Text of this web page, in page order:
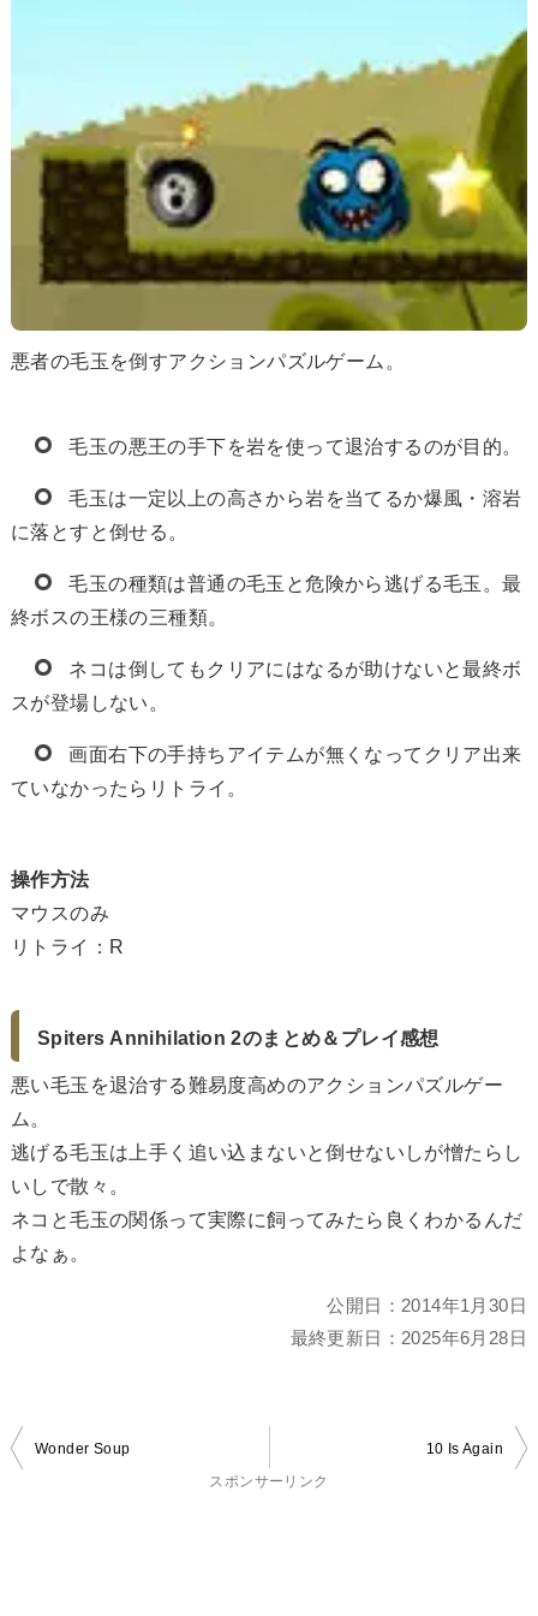
悪者の毛玉を倒すアクションパズルゲーム。
毛玉の悪王の手下を岩を使って退治するのが目的。
毛玉は一定以上の高さから岩を当てるか爆風・溶岩
に落とすと倒せる。
毛玉の種類は普通の毛玉と危険から逃げる毛玉。最
終ボスの王様の三種類。
ネコは倒してもクリアにはなるが助けないと最終ボ
スが登場しない。
画面右下の手持ちアイテムが無くなってクリア出来
ていなかったらリトライ。
操作方法
マウスのみ
リトライ：R
Spiters Annihilation 2のまとめ＆プレイ感想
悪い毛玉を退治する難易度高めのアクションパズルゲー
ム。
逃げる毛玉は上手く追い込まないと倒せないしが憎たらし
いしで散々。
ネコと毛玉の関係って実際に飼ってみたら良くわかるんだ
よなぁ。
公開日： 2014年1月30日
最終更新日： 2025年6月28日
投
Wonder Soup
10 Is Again
スポンサーリンク